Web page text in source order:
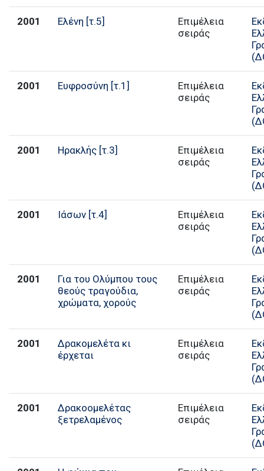
2001 Ελένη [τ.5]
Επιμέλεια
σειράς
2001 Ευφροσύνη [τ.1]
Επιμέλεια
σειράς
2001 Ηρακλής [τ.3]
Επιμέλεια
σειράς
2001 Ιάσων [τ.4]
Επιμέλεια
σειράς
2001
Για του Ολύμπου τους
θεούς τραγούδια,
χρώματα, χορούς
Επιμέλεια
σειράς
2001
Δρακομελέτα κι
έρχεται
Επιμέλεια
σειράς
2001
Δρακοομελέτας
ξετρελαμένος
Επιμέλεια
σειράς